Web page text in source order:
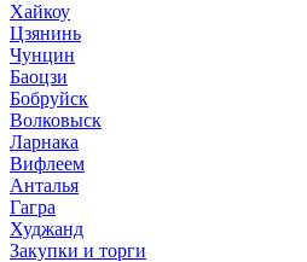
Хайкоу
Цзянинь
Чунцин
Баоцзи
Бобруйск
Волковыск
Ларнака
Вифлеем
Анталья
Гагра
Худжанд
Закупки и торги